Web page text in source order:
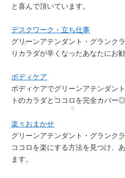
と喜んで頂いています。
デスクワーク・立ち仕事
グリーンアテンダント・グランク
りカラダが辛くなったあなたにお勧
ボディケア
ボディケアでグリーンアテンダン
トのカラダとココロを完全カバー◎
楽々おまかせ
グリーンアテンダント・グランク
ココロを楽にする方法を見つけ、
ます。